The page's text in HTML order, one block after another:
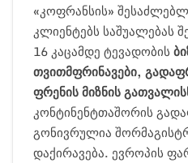
«კოფრანსის»
კლიენტებს საშუალებას
16 კაცამდე ტევადობის
თვითმფრინავები,
ფრენის მიზნის
კონტინენტთაშორის
გონივრულია
დაქირავება. ევროპის